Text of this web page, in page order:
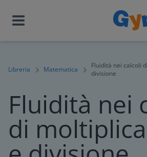
Libreria Matematica
Fluidità nei calcoli
divisione
Fluidità nei
di